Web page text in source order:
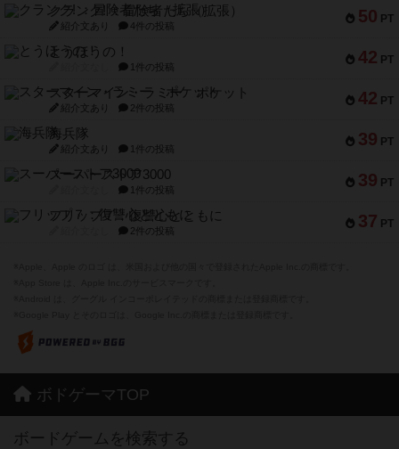
50 PT
クランク! ：冒険者たち（拡張）
紹介文あり 4件の投稿
42 PT
とうほうの！
1件の投稿
42 PT
スターマイン・ラミー ポケット
紹介文あり 2件の投稿
39 PT
海兵隊
紹介文あり 1件の投稿
39 PT
スーパーストア3000
1件の投稿
37 PT
フリップ７：復讐心とともに
2件の投稿
ボドゲーマTOP
ボードゲームを検索する